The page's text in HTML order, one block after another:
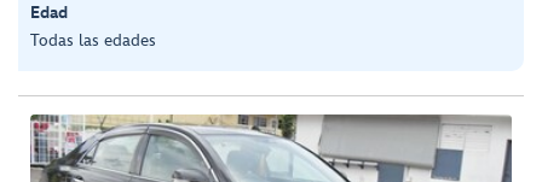
Edad
Todas las edades